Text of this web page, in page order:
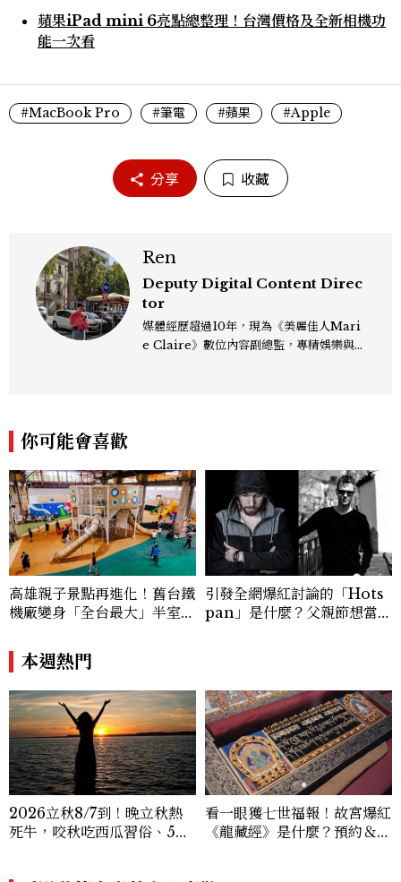
蘋果iPad mini 6亮點總整理！台灣價格及全新相機功
能一次看
#MacBook Pro #筆電 #蘋果 #Apple
分享 收藏
Ren
Deputy Digital Content Direc
tor
媒體經歷超過10年，現為《美麗佳人Mari
e Claire》數位內容副總監，專精娛樂與
你可能會喜歡
高雄親子景點再進化！舊台鐵
機廠變身「全台最大」半室內
費玩到飽
引發全網爆紅討論的「Hots
pan」是什麼？父親節想當天
本週熱門
2026立秋8/7到！晚立秋熱
死牛，咬秋吃西瓜習俗、5大
看一眼獲七世福報！故宮爆紅
《龍藏經》是什麼？預約＆參